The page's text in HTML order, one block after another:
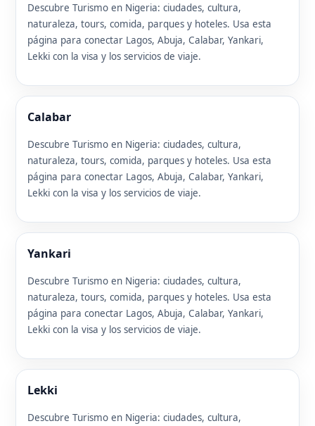
Descubre Turismo en Nigeria: ciudades, cultura,
naturaleza, tours, comida, parques y hoteles. Usa esta
página para conectar Lagos, Abuja, Calabar, Yankari,
Lekki con la visa y los servicios de viaje.
Calabar
Descubre Turismo en Nigeria: ciudades, cultura,
naturaleza, tours, comida, parques y hoteles. Usa esta
página para conectar Lagos, Abuja, Calabar, Yankari,
Lekki con la visa y los servicios de viaje.
Yankari
Descubre Turismo en Nigeria: ciudades, cultura,
naturaleza, tours, comida, parques y hoteles. Usa esta
página para conectar Lagos, Abuja, Calabar, Yankari,
Lekki con la visa y los servicios de viaje.
Lekki
Descubre Turismo en Nigeria: ciudades, cultura,